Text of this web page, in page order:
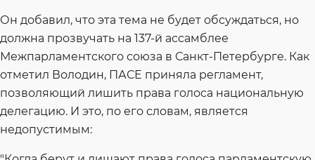
Он добавил, что эта тема не будет обсуждаться, но
должна прозвучать на 137-й ассамблее
Межпарламентского союза в Санкт-Петербурге. Как
отметил Володин, ПАСЕ приняла регламент,
позволяющий лишить права голоса национальную
делегацию. И это, по его словам, является
недопустимым: